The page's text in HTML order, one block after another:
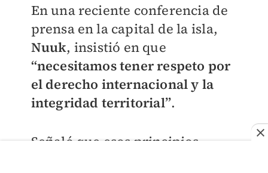
En una reciente conferencia de
prensa en la capital de la isla,
Nuuk, insistió en que
“necesitamos tener respeto por
el derecho internacional y la
integridad territorial”.
Señaló que esos principios